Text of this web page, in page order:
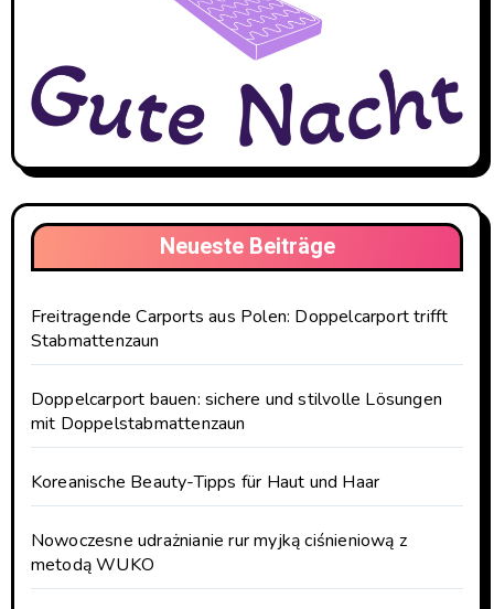
Neueste Beiträge
Freitragende Carports aus Polen: Doppelcarport trifft
Stabmattenzaun
Doppelcarport bauen: sichere und stilvolle Lösungen
mit Doppelstabmattenzaun
Koreanische Beauty-Tipps für Haut und Haar
Nowoczesne udrażnianie rur myjką ciśnieniową z
metodą WUKO